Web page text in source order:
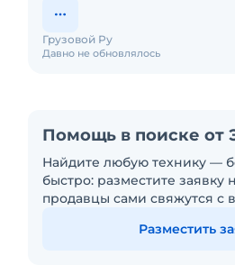
Давно не обновлялось
Грузовой Ру
Помощь в поиске от
Найдите любую технику —
быстро: разместите заявку
продавцы сами свяжутся с
Разместить